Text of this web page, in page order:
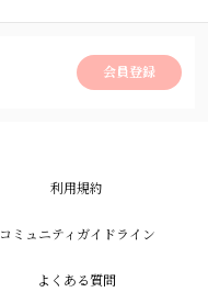
会員登録
利用規約
コミュニティガイドライン
よくある質問